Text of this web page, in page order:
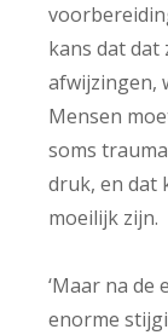
kans dat dat
afwijzingen,
Mensen
soms
druk, en dat
moeilijk zijn.
‘Maar na
enorme